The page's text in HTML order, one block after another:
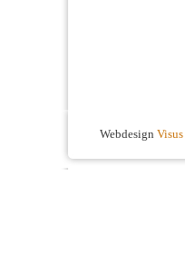
Webdesign Visus